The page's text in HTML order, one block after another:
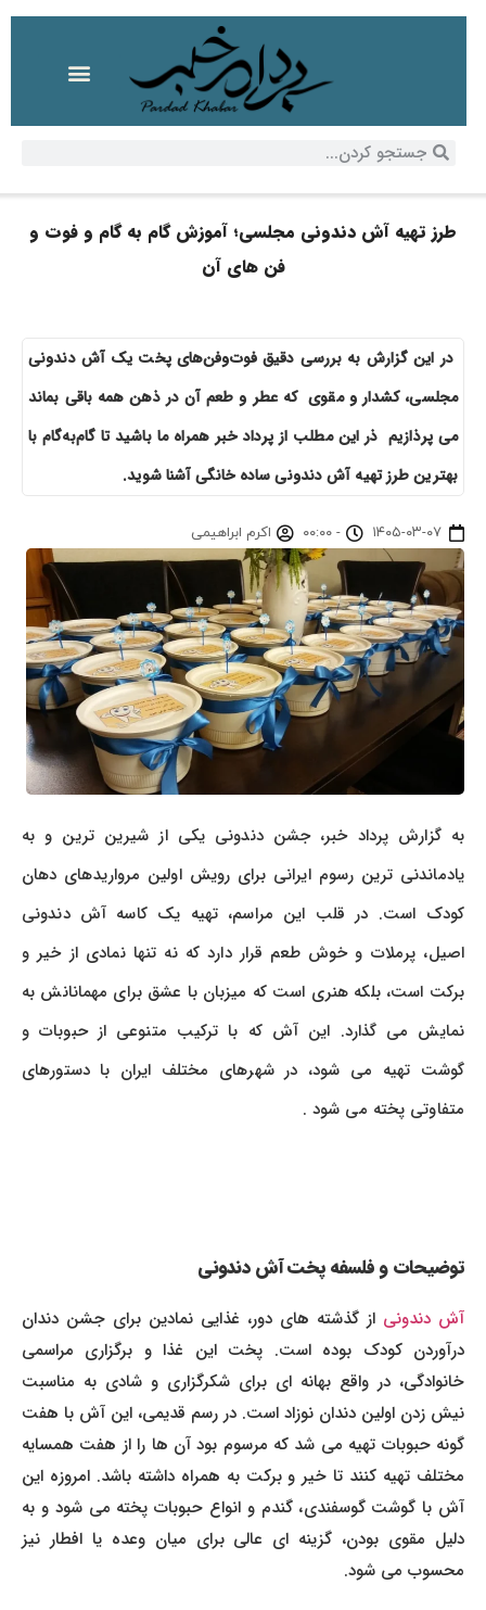
طرز تهیه آش دندونی مجلسی؛ آموزش گام به گام و فوت و
فن های آن
در این گزارش به بررسی دقیق فوت‌وفن‌های پخت یک آش دندونی
مجلسی، کشدار و مقوی که عطر و طعم آن در ذهن همه باقی بماند
می پرذازیم ذر این مطلب از پرداد خبر همراه ما باشید تا گام‌به‌گام با
بهترین طرز تهیه آش دندونی ساده خانگی آشنا شوید.
۱۴۰۵-۰۳-۰۷ - ۰۰:۰۰ اکرم ابراهیمی
به گزارش پرداد خبر، جشن دندونی یکی از شیرین ترین و به
یادماندنی ترین رسوم ایرانی برای رویش اولین مرواریدهای دهان
کودک است. در قلب این مراسم، تهیه یک کاسه آش دندونی
اصیل، پرملات و خوش طعم قرار دارد که نه تنها نمادی از خیر و
برکت است، بلکه هنری است که میزبان با عشق برای مهمانانش به
نمایش می گذارد. این آش که با ترکیب متنوعی از حبوبات و
گوشت تهیه می شود، در شهرهای مختلف ایران با دستورهای
متفاوتی پخته می شود .
توضیحات و فلسفه پخت آش دندونی
آش دندونیاز گذشته های دور، غذایی نمادین برای جشن دندان
درآوردن کودک بوده است. پخت این غذا و برگزاری مراسمی
خانوادگی، در واقع بهانه ای برای شکرگزاری و شادی به مناسبت
نیش زدن اولین دندان نوزاد است. در رسم قدیمی، این آش با هفت
گونه حبوبات تهیه می شد که مرسوم بود آن ها را از هفت همسایه
مختلف تهیه کنند تا خیر و برکت به همراه داشته باشد. امروزه این
آش با گوشت گوسفندی، گندم و انواع حبوبات پخته می شود و به
دلیل مقوی بودن، گزینه ای عالی برای میان وعده یا افطار نیز
محسوب می شود.